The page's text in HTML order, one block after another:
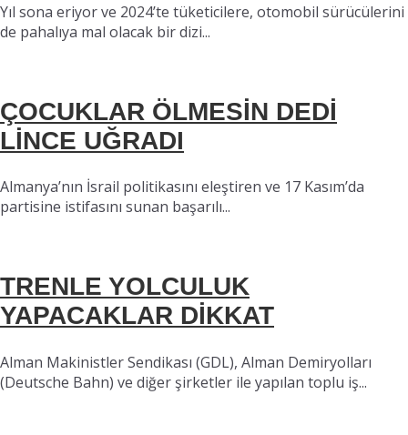
Yıl sona eriyor ve 2024’te tüketicilere, otomobil sürücülerini
de pahalıya mal olacak bir dizi...
ÇOCUKLAR ÖLMESİN DEDİ
LİNCE UĞRADI
Almanya’nın İsrail politikasını eleştiren ve 17 Kasım’da
partisine istifasını sunan başarılı...
TRENLE YOLCULUK
YAPACAKLAR DİKKAT
Alman Makinistler Sendikası (GDL), Alman Demiryolları
(Deutsche Bahn) ve diğer şirketler ile yapılan toplu iş...